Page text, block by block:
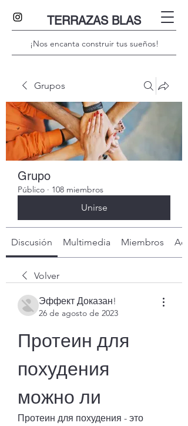
TERRAZAS BLAS
¡Nos encanta construir tus sueños!
Grupos
Grupo
Público · 108 miembros
Unirse
Discusión Multimedia Miembros
Volver
Эффект Доказан!
26 de agosto de 2023
Протеин для
похудения
можно ли
Протеин для похудения - это